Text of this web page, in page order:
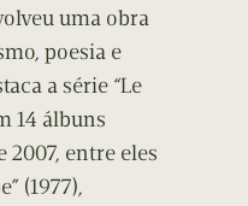
uma obra
poesia e
a série “Le
14 álbuns
2007, entre eles
(1977),